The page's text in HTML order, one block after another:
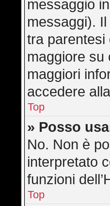
messaggio
messaggi).
tra parentesi
maggiore su
maggiori
accedere
Top
» Posso
No. Non è
interpretato
funzioni
Top